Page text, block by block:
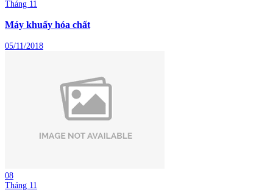
Tháng 11
Máy khuấy hóa chất
05/11/2018
08
Tháng 11